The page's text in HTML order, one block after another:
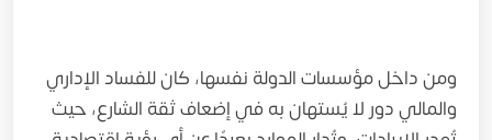
ومن داخل مؤسسات الدولة نفسها، كان للفساد الإداري
والمالي دور لا يُستهان به في إضعاف ثقة الشارع، حيث